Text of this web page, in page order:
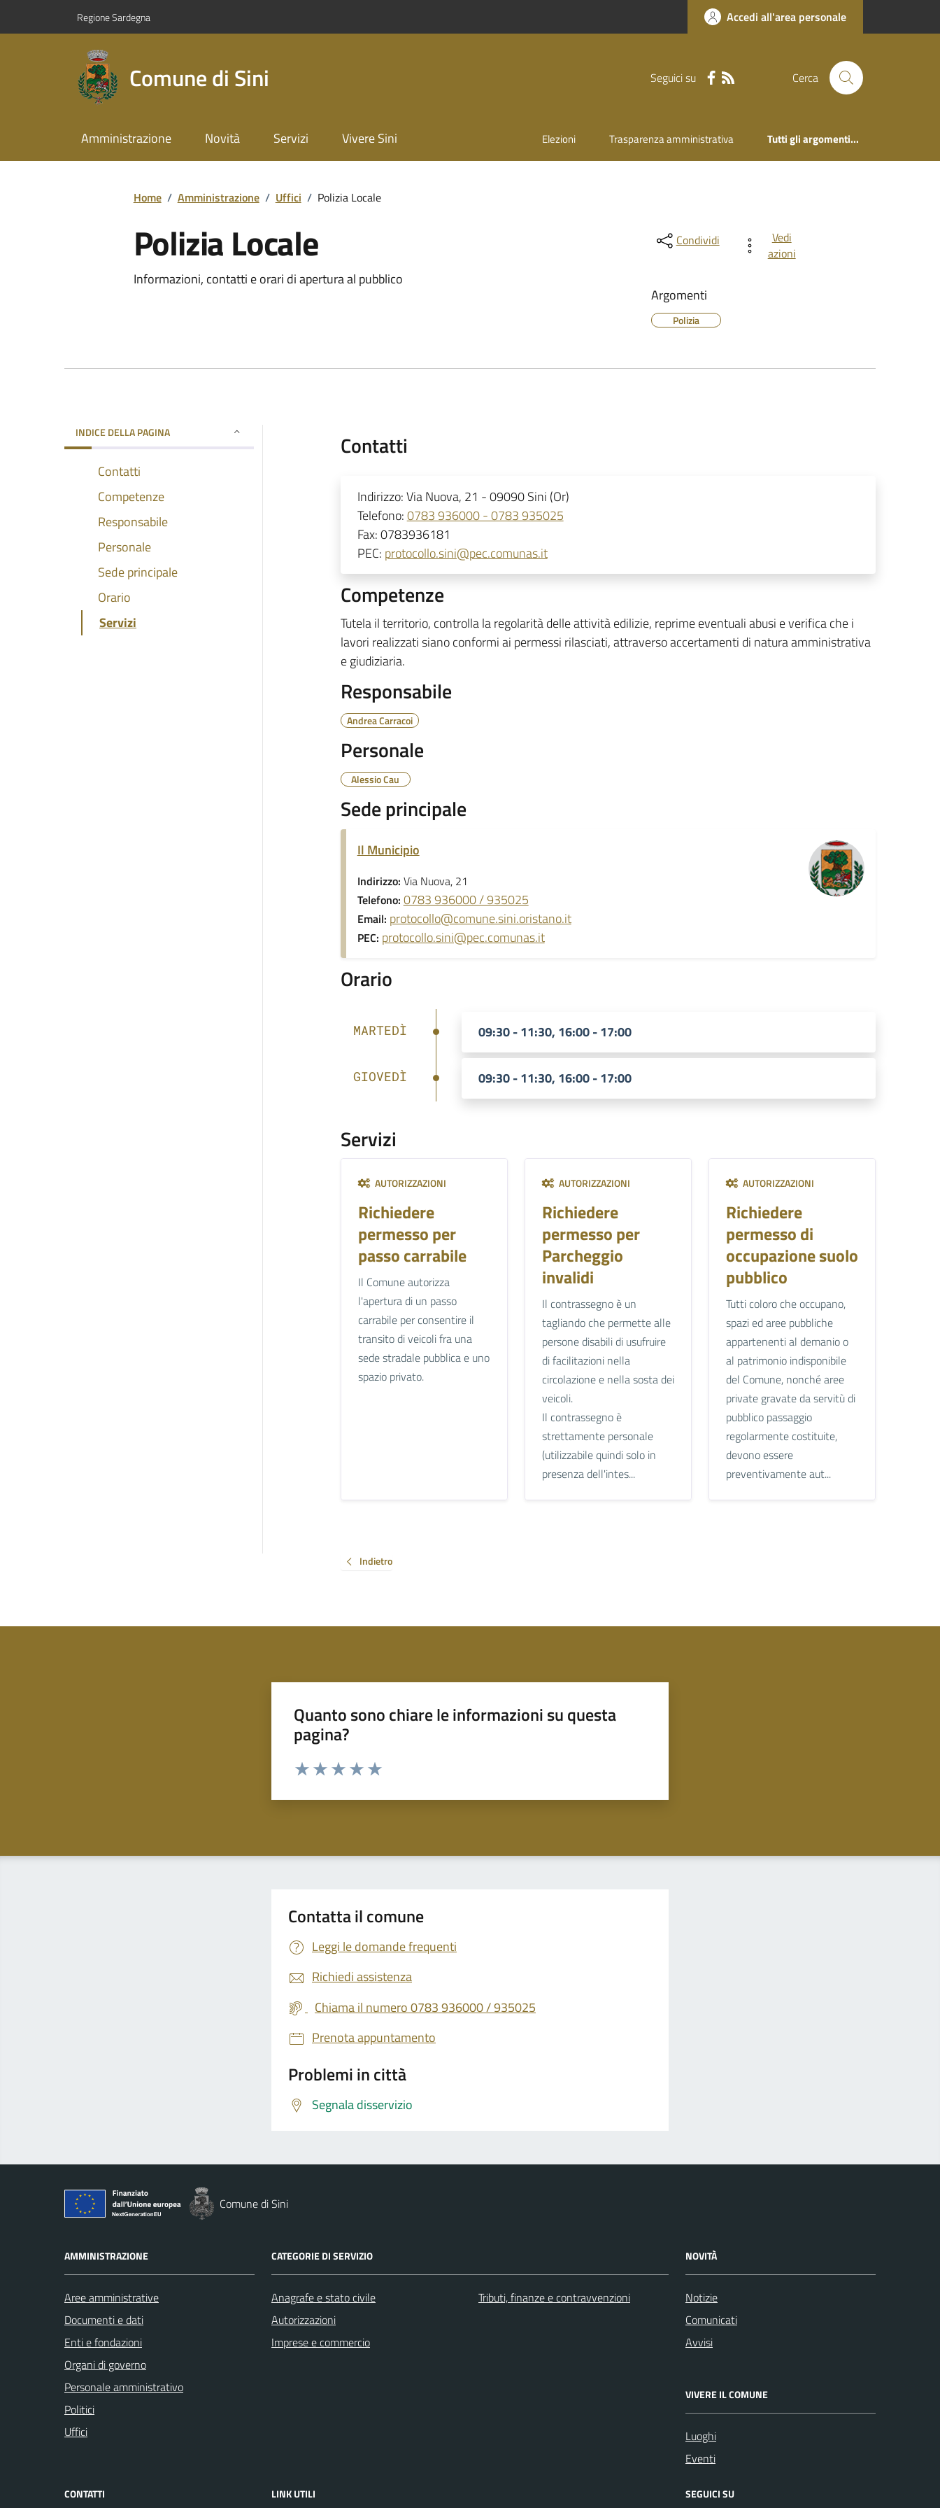
Regione Sardegna Accedi all'area personale
Comune di Sini Seguici su Cerca
Amministrazione Novità Servizi Vivere Sini Elezioni Trasparenza amministrativa Tutti gli argomenti...
Home / Amministrazione / Uffici / Polizia Locale
Polizia Locale
Informazioni, contatti e orari di apertura al pubblico
Condividi
Vedi
azioni
Argomenti
Polizia
INDICE DELLA PAGINA
Contatti
Competenze
Responsabile
Personale
Sede principale
Orario
Servizi
Contatti
Indirizzo:Via Nuova, 21 - 09090 Sini (Or)
Telefono:0783 936000 - 0783 935025
Fax:0783936181
PEC: protocollo.sini@pec.comunas.it
Competenze
Tutela il territorio, controlla la regolarità delle attività edilizie, reprime eventuali abusi e verifica che i
lavori realizzati siano conformi ai permessi rilasciati, attraverso accertamenti di natura amministrativa
e giudiziaria.
Responsabile
Andrea Carracoi
Personale
Alessio Cau
Sede principale
Il Municipio
Indirizzo: Via Nuova, 21
Telefono: 0783 936000 / 935025
Email: protocollo@comune.sini.oristano.it
PEC: protocollo.sini@pec.comunas.it
Orario
MARTEDÌ 09:30 - 11:30, 16:00 - 17:00
GIOVEDÌ 09:30 - 11:30, 16:00 - 17:00
Servizi
AUTORIZZAZIONI
Richiedere
permesso per
passo carrabile
Il Comune autorizza
l'apertura di un passo
carrabile per consentire il
transito di veicoli fra una
sede stradale pubblica e uno
spazio privato.
AUTORIZZAZIONI
Richiedere
permesso per
Parcheggio
invalidi
Il contrassegno è un
tagliando che permette alle
persone disabili di usufruire
di facilitazioni nella
circolazione e nella sosta dei
veicoli.
Il contrassegno è
strettamente personale
(utilizzabile quindi solo in
presenza dell'intes...
AUTORIZZAZIONI
Richiedere
permesso di
occupazione suolo
pubblico
Tutti coloro che occupano,
spazi ed aree pubbliche
appartenenti al demanio o
al patrimonio indisponibile
del Comune, nonché aree
private gravate da servitù di
pubblico passaggio
regolarmente costituite,
devono essere
preventivamente aut...
Indietro
Quanto sono chiare le informazioni su questa
pagina?
Valuta da 1 a 5 stelle la pagina
Contatta il comune
Leggi le domande frequenti
Richiedi assistenza
Chiama il numero 0783 936000 / 935025
Prenota appuntamento
Problemi in città
Segnala disservizio
Comune di Sini
AMMINISTRAZIONE
Aree amministrative
Documenti e dati
Enti e fondazioni
Organi di governo
Personale amministrativo
Politici
Uffici
CATEGORIE DI SERVIZIO
Anagrafe e stato civile
Autorizzazioni
Imprese e commercio
Tributi, finanze e contravvenzioni
NOVITÀ
Notizie
Comunicati
Avvisi
VIVERE IL COMUNE
Luoghi
Eventi
CONTATTI LINK UTILI SEGUICI SU